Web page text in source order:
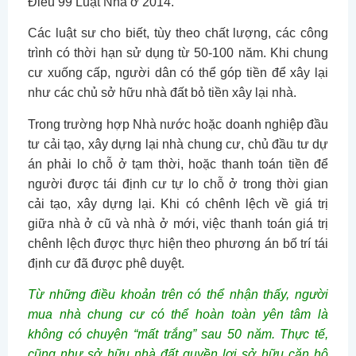
Các luật sư cho biết, tùy theo chất lượng, các công
trình có thời hạn sử dụng từ 50-100 năm. Khi chung
cư xuống cấp, người dân có thể góp tiền để xây lại
như các chủ sở hữu nhà đất bỏ tiền xây lại nhà.
Trong trường hợp Nhà nước hoặc doanh nghiệp đầu
tư cải tạo, xây dựng lại nhà chung cư, chủ đầu tư dự
án phải lo chỗ ở tạm thời, hoặc thanh toán tiền để
người được tái định cư tự lo chỗ ở trong thời gian
cải tạo, xây dựng lại. Khi có chênh lệch về giá trị
giữa nhà ở cũ và nhà ở mới, việc thanh toán giá trị
chênh lệch được thực hiện theo phương án bố trí tái
định cư đã được phê duyệt.
Từ những điều khoản trên có thể nhận thấy, người
mua nhà chung cư có thể hoàn toàn yên tâm là
không có chuyện “mất trắng” sau 50 năm. Thực tế,